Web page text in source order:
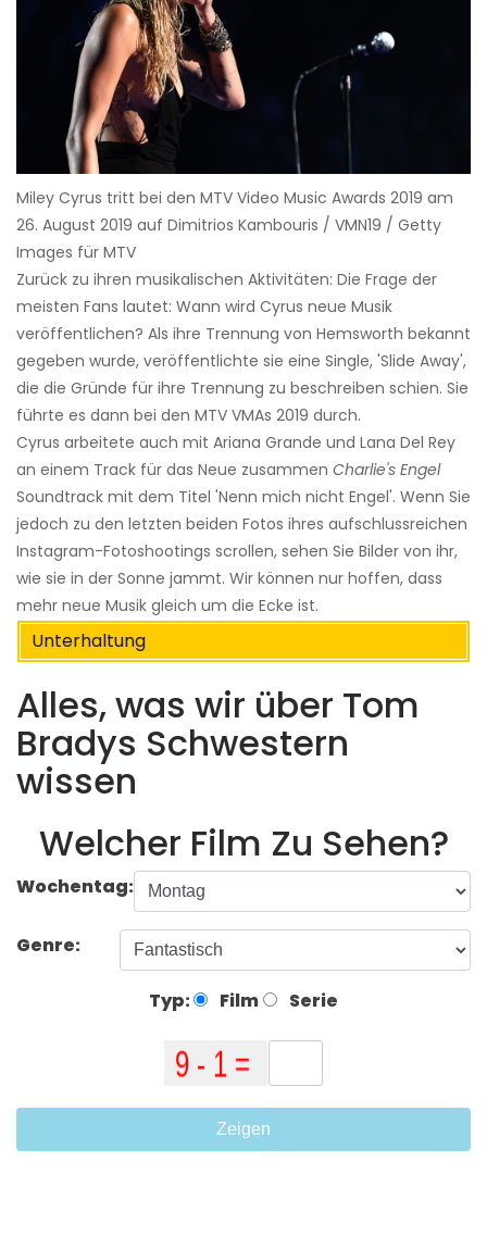
Miley Cyrus tritt bei den MTV Video Music Awards 2019 am
26. August 2019 auf Dimitrios Kambouris / VMN19 / Getty
Images für MTV
Zurück zu ihren musikalischen Aktivitäten: Die Frage der
meisten Fans lautet: Wann wird Cyrus neue Musik
veröffentlichen? Als ihre Trennung von Hemsworth bekannt
gegeben wurde, veröffentlichte sie eine Single, 'Slide Away',
die die Gründe für ihre Trennung zu beschreiben schien. Sie
führte es dann bei den MTV VMAs 2019 durch.
Cyrus arbeitete auch mit Ariana Grande und Lana Del Rey
an einem Track für das Neue zusammen Charlie's Engel
Soundtrack mit dem Titel 'Nenn mich nicht Engel'. Wenn Sie
jedoch zu den letzten beiden Fotos ihres aufschlussreichen
Instagram-Fotoshootings scrollen, sehen Sie Bilder von ihr,
wie sie in der Sonne jammt. Wir können nur hoffen, dass
mehr neue Musik gleich um die Ecke ist.
Unterhaltung
Alles, was wir über Tom
Bradys Schwestern
wissen
Welcher Film Zu Sehen?
Wochentag:
Genre:
Typ: Film Serie
Zeigen